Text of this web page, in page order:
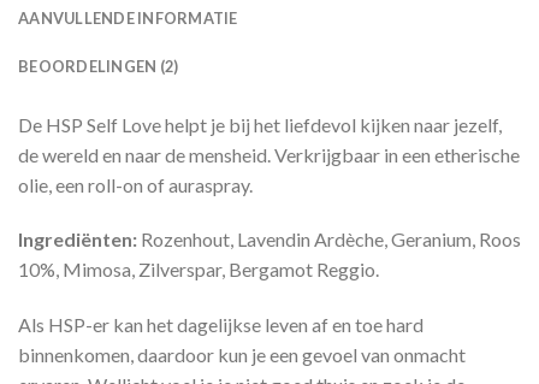
AANVULLENDE INFORMATIE
BEOORDELINGEN (2)
De HSP Self Love helpt je bij het liefdevol kijken naar jezelf,
de wereld en naar de mensheid. Verkrijgbaar in een etherische
olie, een roll-on of auraspray.
Ingrediënten: Rozenhout, Lavendin Ardèche, Geranium, Roos
10%, Mimosa, Zilverspar, Bergamot Reggio.
Als HSP-er kan het dagelijkse leven af en toe hard
binnenkomen, daardoor kun je een gevoel van onmacht